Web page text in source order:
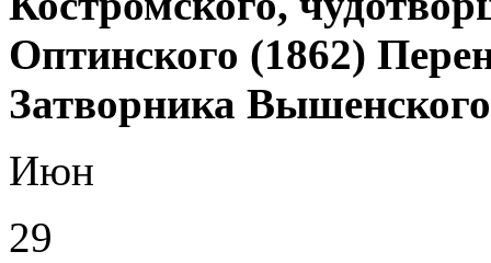
Оптинского (1862)
Затворника
Июн
29